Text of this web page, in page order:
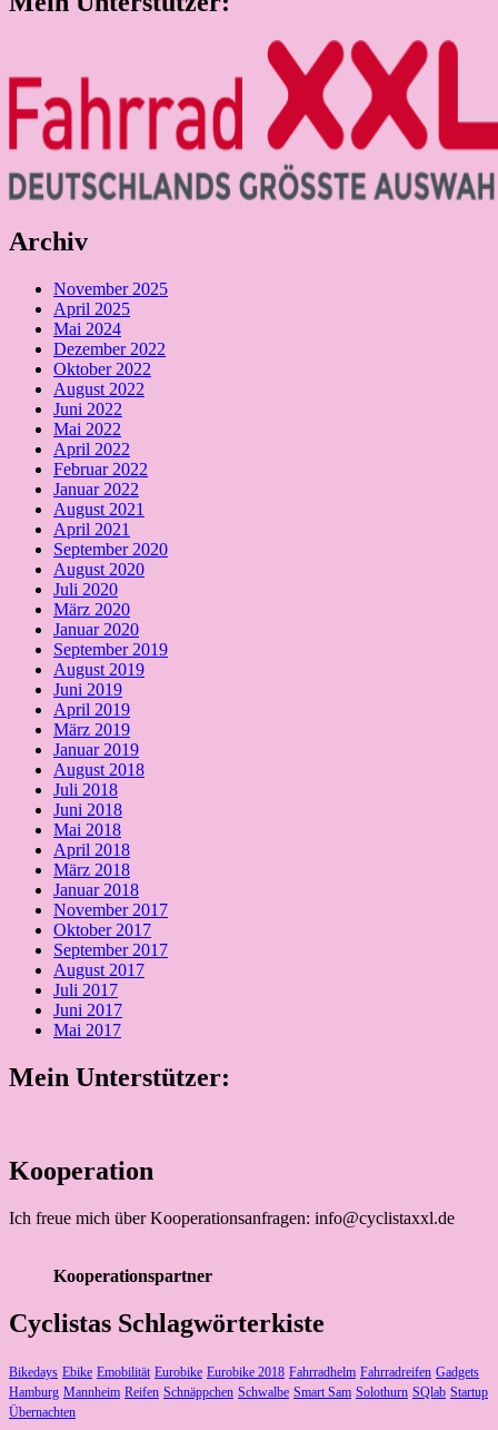
Archiv
November 2025
April 2025
Mai 2024
Dezember 2022
Oktober 2022
August 2022
Juni 2022
Mai 2022
April 2022
Februar 2022
Januar 2022
August 2021
April 2021
September 2020
August 2020
Juli 2020
März 2020
Januar 2020
September 2019
August 2019
Juni 2019
April 2019
März 2019
Januar 2019
August 2018
Juli 2018
Juni 2018
Mai 2018
April 2018
März 2018
Januar 2018
November 2017
Oktober 2017
September 2017
August 2017
Juli 2017
Juni 2017
Mai 2017
Mein Unterstützer:
Kooperation
Ich freue mich über Kooperationsanfragen: info@cyclistaxxl.de
Kooperationspartner
Cyclistas Schlagwörterkiste
Bikedays Ebike Emobilität Eurobike Eurobike 2018 Fahrradhelm Fahrradreifen Gadgets
Hamburg Mannheim Reifen Schnäppchen Schwalbe Smart Sam Solothurn SQlab Startup
Übernachten